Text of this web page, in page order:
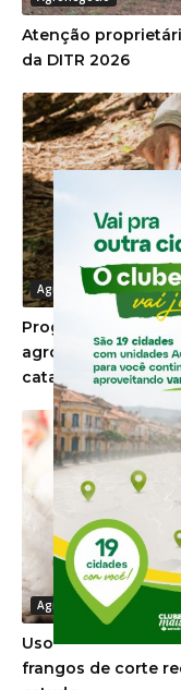
Atenção
da DITR 2026
Agronegócio
Programa de
agrotóxicos inicia
catarinenses
Agronegócio
Uso de minerais
frangos de corte